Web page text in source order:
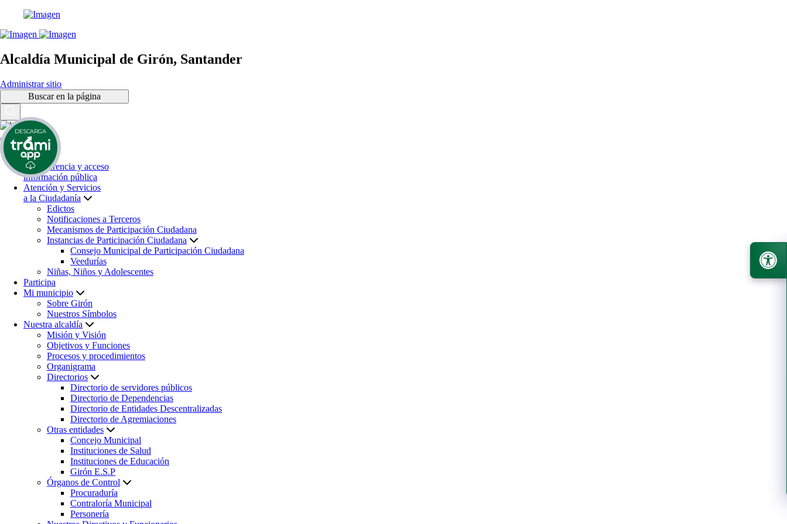
Alcaldía Municipal de Girón, Santander
Administrar sitio
Buscar en la página
Inicio
Transparencia y acceso
información pública
Atención y Servicios
a la Ciudadanía
Edictos
Notificaciones a Terceros
Mecanismos de Participación Ciudadana
Instancias de Participación Ciudadana
Consejo Municipal de Participación Ciudadana
Veedurías
Niñas, Niños y Adolescentes
Participa
Mi municipio
Sobre Girón
Nuestros Símbolos
Nuestra alcaldía
Misión y Visión
Objetivos y Funciones
Procesos y procedimientos
Organigrama
Directorios
Directorio de servidores públicos
Directorio de Dependencias
Directorio de Entidades Descentralizadas
Directorio de Agremiaciones
Otras entidades
Concejo Municipal
Instituciones de Salud
Instituciones de Educación
Girón E.S.P
Órganos de Control
Procuraduría
Contraloría Municipal
Personería
DESCARGA